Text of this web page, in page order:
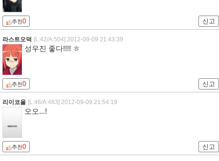
추천0 신고
라스트오덕 [L:42/A:504] 2012-09-09 21:43:39
성우진 좋다!!!! ㅎ
추천0 신고
리이코올 [L:46/A:483] 2012-09-09 21:54:19
오오...!
추천0 신고